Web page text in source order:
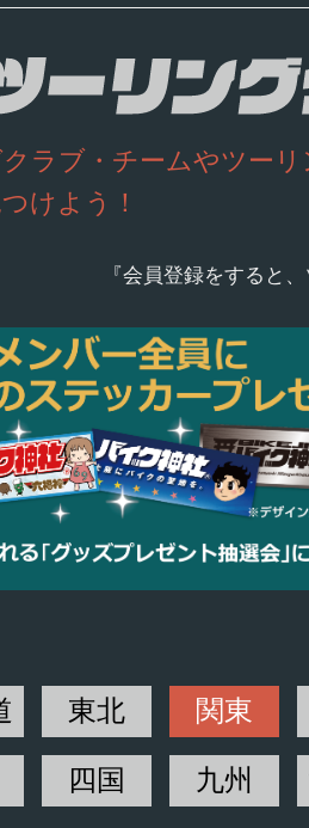
ラブ・チームやツー
けよう！
『会員登録をすると
東北 関東
四国 九州